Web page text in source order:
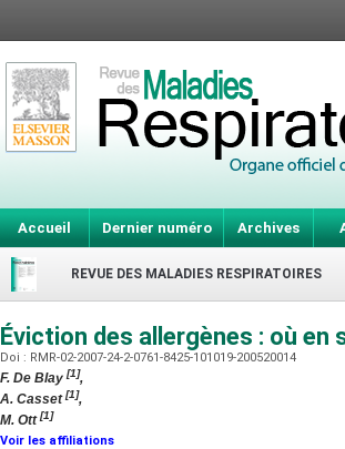
Accueil Dernier numéro Archives
REVUE DES MALADIES RESPIRATOIRES
Éviction des allergènes : où
Doi : RMR-02-2007-24-2-0761-8425-101019-200520014
F. De Blay [1],
A. Casset[1],
M. Ott[1]
Voir les affiliations